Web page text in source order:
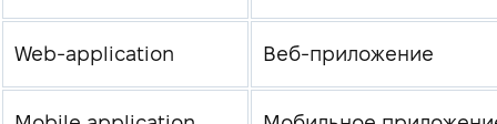
Web-application Веб-приложение